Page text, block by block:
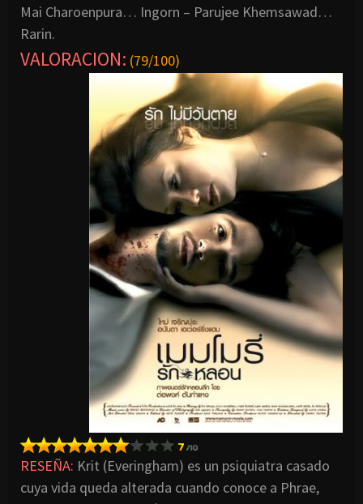
Mai Charoenpura… Ingorn – Parujee Khemsawad…
Rarin.
VALORACION: (79/100)
RESEÑA: Krit (Everingham) es un psiquiatra casado
cuya vida queda alterada cuando conoce a Phrae,